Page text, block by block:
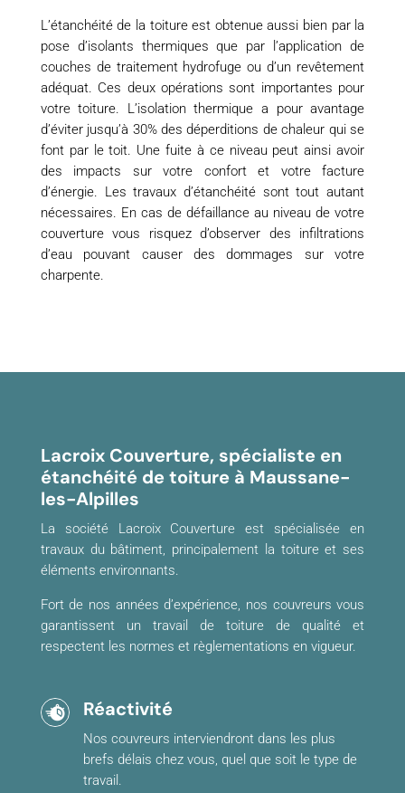
L’étanchéité de la toiture est obtenue aussi bien par la
pose d’isolants thermiques que par l’application de
couches de traitement hydrofuge ou d’un revêtement
adéquat. Ces deux opérations sont importantes pour
votre toiture. L’isolation thermique a pour avantage
d’éviter jusqu’à 30% des déperditions de chaleur qui se
font par le toit. Une fuite à ce niveau peut ainsi avoir
des impacts sur votre confort et votre facture
d’énergie. Les travaux d’étanchéité sont tout autant
nécessaires. En cas de défaillance au niveau de votre
couverture vous risquez d’observer des infiltrations
d’eau pouvant causer des dommages sur votre
charpente.
Lacroix Couverture, spécialiste en
étanchéité de toiture à Maussane-
les-Alpilles
La société Lacroix Couverture est spécialisée en
travaux du bâtiment, principalement la toiture et ses
éléments environnants.
Fort de nos années d’expérience, nos couvreurs vous
garantissent un travail de toiture de qualité et
respectent les normes et règlementations en vigueur.
Réactivité
Nos couvreurs interviendront dans les plus
brefs délais chez vous, quel que soit le type de
travail.